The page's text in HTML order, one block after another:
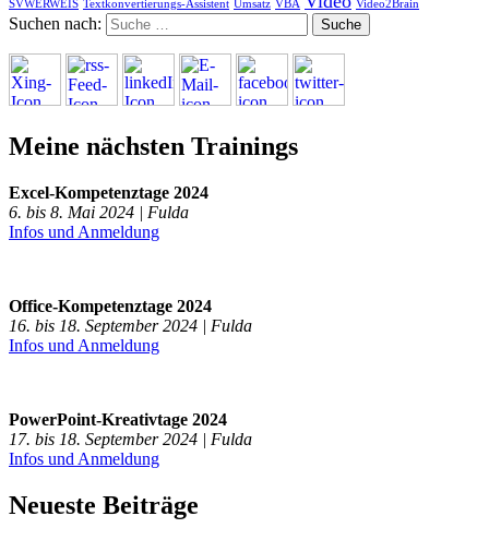
SVWERWEIS Textkonvertierungs-Assistent Umsatz VBA Video2Brain
Suchen nach:
Meine nächsten Trainings
Excel-Kompetenztage 2024
6. bis 8. Mai 2024 | Fulda
Infos und Anmeldung
Office-Kompetenztage 2024
16. bis 18. September 2024 | Fulda
Infos und Anmeldung
PowerPoint-Kreativtage 2024
17. bis 18. September 2024 | Fulda
Infos und Anmeldung
Neueste Beiträge